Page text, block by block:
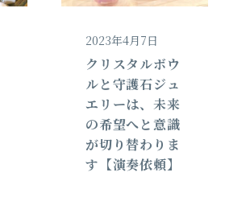
2023年4月7日
クリスタルボウ
ルと守護石ジュ
エリーは、未来
の希望へと意識
が切り替わりま
す【演奏依頼】